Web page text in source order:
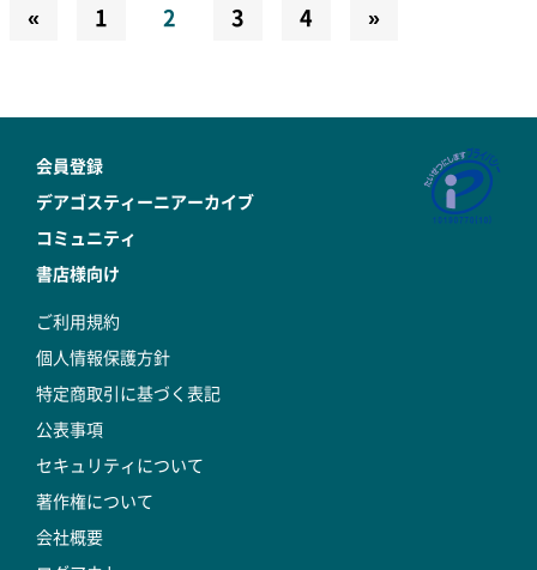
« 1 2 3 4 »
会員登録
デアゴスティーニアーカイブ
コミュニティ
書店様向け
ご利用規約
個人情報保護方針
特定商取引に基づく表記
公表事項
セキュリティについて
著作権について
会社概要